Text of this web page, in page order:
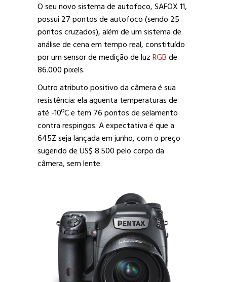
O seu novo sistema de autofoco, SAFOX 11,
possui 27 pontos de autofoco (sendo 25
pontos cruzados), além de um sistema de
análise de cena em tempo real, constituído
por um sensor de medição de luzRGBde
86.000 pixels.
Outro atributo positivo da câmera é sua
resistência: ela aguenta temperaturas de
até -10ºC e tem 76 pontos de selamento
contra respingos. A expectativa é que a
645Z seja lançada em junho, com o preço
sugerido de US$ 8.500 pelo corpo da
câmera, sem lente.